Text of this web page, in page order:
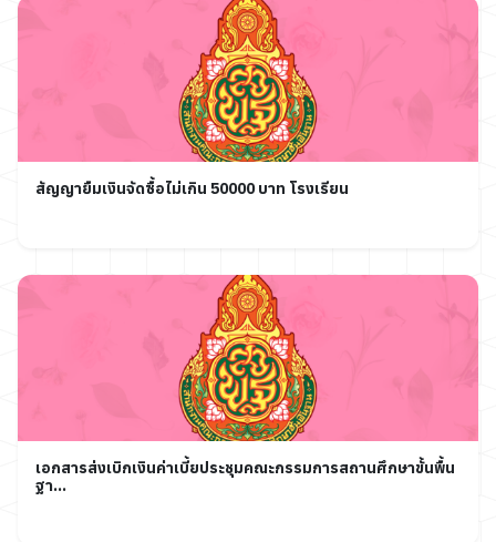
สัญญายืมเงินจัดซื้อไม่เกิน 50000 บาท โรงเรียน
เอกสารส่งเบิกเงินค่าเบี้ยประชุมคณะกรรมการสถานศึกษาขั้นพื้น
ฐา...